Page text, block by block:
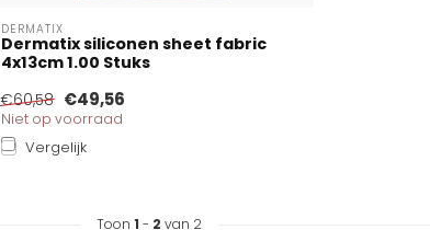
DERMATIX
Dermatix siliconen sheet fabric
4x13cm 1.00 Stuks
€60,58 €49,56
Niet op voorraad
Vergelijk
Toon 1 - 2 van 2